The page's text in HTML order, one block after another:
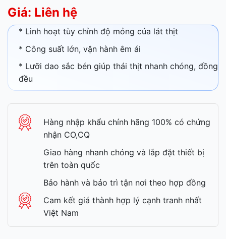
Giá: Liên hệ
* Linh hoạt tùy chỉnh độ mỏng của lát thịt
* Công suất lớn, vận hành êm ái
* Lưỡi dao sắc bén giúp thái thịt nhanh chóng, đồng
đều
Hàng nhập khẩu chính hãng 100% có chứng
nhận CO,CQ
Giao hàng nhanh chóng và lắp đặt thiết bị
trên toàn quốc
Bảo hành và bảo trì tận nơi theo hợp đồng
Cam kết giá thành hợp lý cạnh tranh nhất
Việt Nam